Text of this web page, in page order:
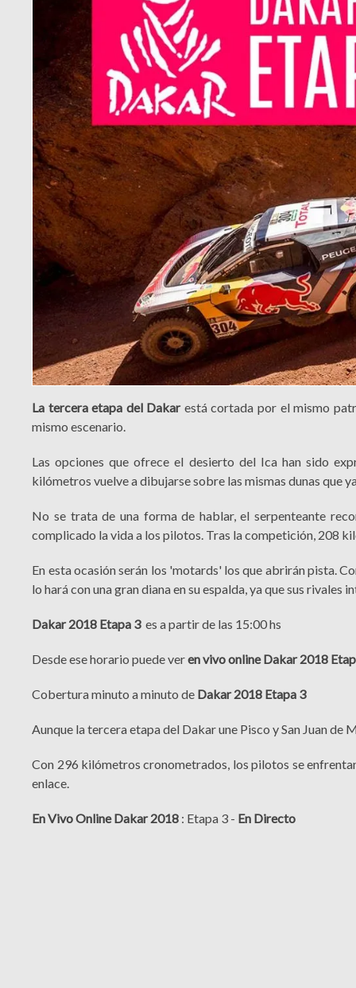
La tercera etapa del Dakar está cortada por el mismo
mismo escenario.
Las opciones que ofrece el desierto del Ica han sido
kilómetros vuelve a dibujarse sobre las mismas dunas que
No se trata de una forma de hablar, el serpenteante
complicado la vida a los pilotos. Tras la competición, 208
En esta ocasión serán los 'motards' los que abrirán pista.
lo hará con una gran diana en su espalda, ya que sus
Dakar 2018 Etapa 3 es a partir de las 15:00 hs
Desde ese horario puede veren vivo online Dakar 2018
Cobertura minuto a minuto de Dakar 2018 Etapa 3
Aunque la tercera etapa del Dakar une Pisco y San Juan de
Con 296 kilómetros cronometrados, los pilotos se
enlace.
En Vivo Online Dakar 2018 : Etapa 3 - En Directo